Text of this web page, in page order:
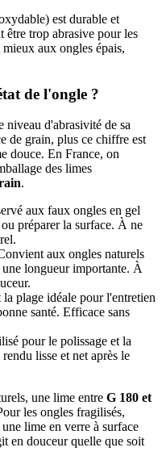
est durable et
être trop abrasive pour les
aux ongles épais,
de l'ongle ?
niveau d'abrasivité de sa
de grain, plus ce chiffre est
douce. En France, on
des limes
.
aux faux ongles en gel
préparer la surface. À ne
aux ongles naturels
longueur importante. À
plage idéale pour l'entretien
santé. Efficace sans
pour le polissage et la
lisse et net après le
une lime entre G 180 et
les ongles fragilisés,
lime en verre à surface
en douceur quelle que soit